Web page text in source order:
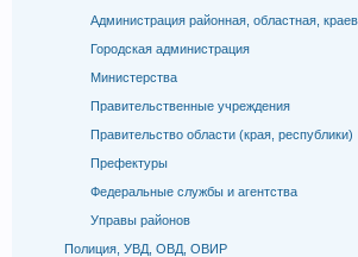
Администрация районная, областная,
Городская администрация
Министерства
Правительственные учреждения
Правительство области (края, республики)
Префектуры
Федеральные службы и агентства
Управы районов
Полиция, УВД, ОВД, ОВИР